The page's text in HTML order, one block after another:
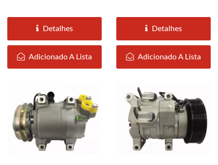
Detalhes
Adicionado A Lista
Detalhes
Adicionado A Lista